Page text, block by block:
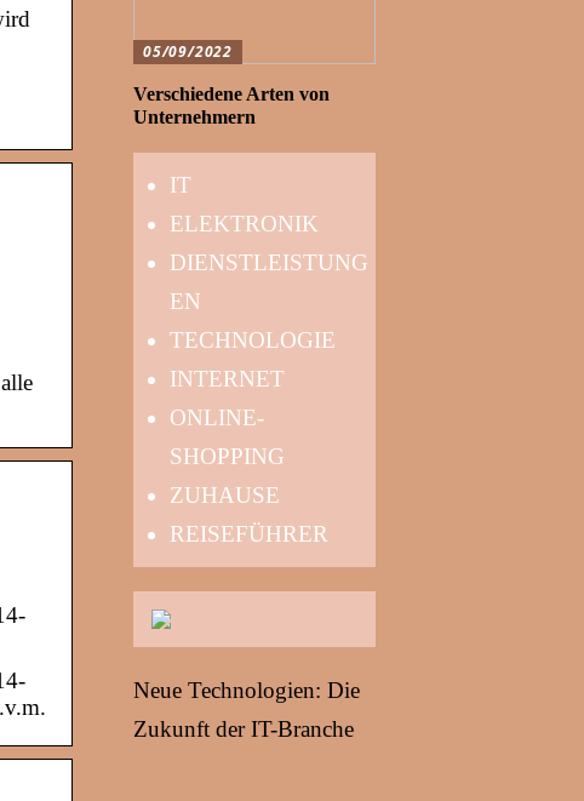
05/09/2022
Verschiedene Arten von
Unternehmern
IT
ELEKTRONIK
DIENSTLEISTUNG
EN
TECHNOLOGIE
INTERNET
ONLINE-
SHOPPING
ZUHAUSE
REISEFÜHRER
Neue Technologien: Die
Zukunft der IT-Branche